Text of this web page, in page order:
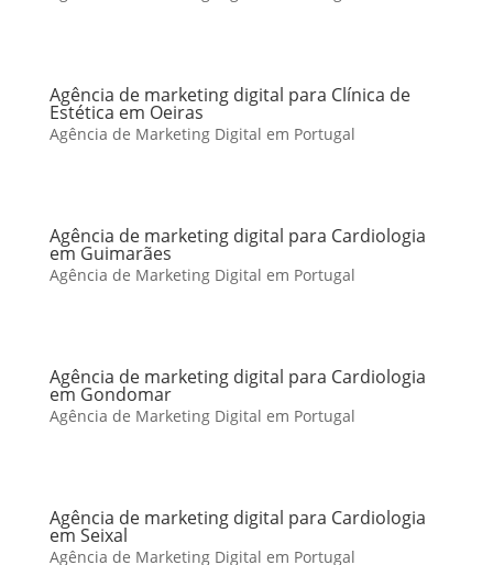
Agência de marketing digital para Clínica de
Estética em Oeiras
Agência de Marketing Digital em Portugal
Agência de marketing digital para Cardiologia
em Guimarães
Agência de Marketing Digital em Portugal
Agência de marketing digital para Cardiologia
em Gondomar
Agência de Marketing Digital em Portugal
Agência de marketing digital para Cardiologia
em Seixal
Agência de Marketing Digital em Portugal